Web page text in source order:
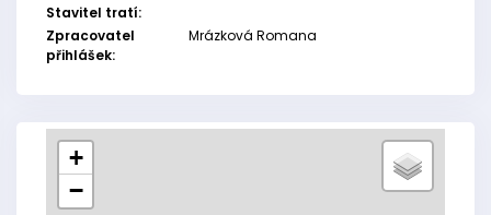
Stavitel tratí:
Zpracovatel
přihlášek:
Mrázková Romana
+
−